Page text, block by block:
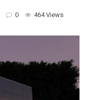
0 464 Views